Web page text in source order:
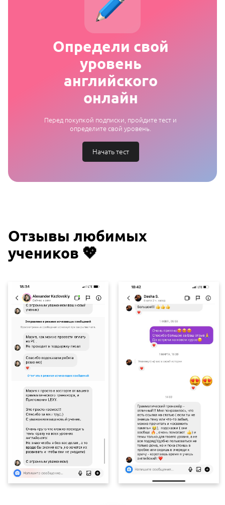
Определи свой
уровень
английского
онлайн
Перед покупкой подписки, пройдите тест и
определите свой уровень.
Начать тест
Отзывы любимых
учеников 💖